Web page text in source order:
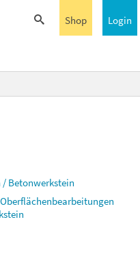
Login
Shop
Betonwerkstein